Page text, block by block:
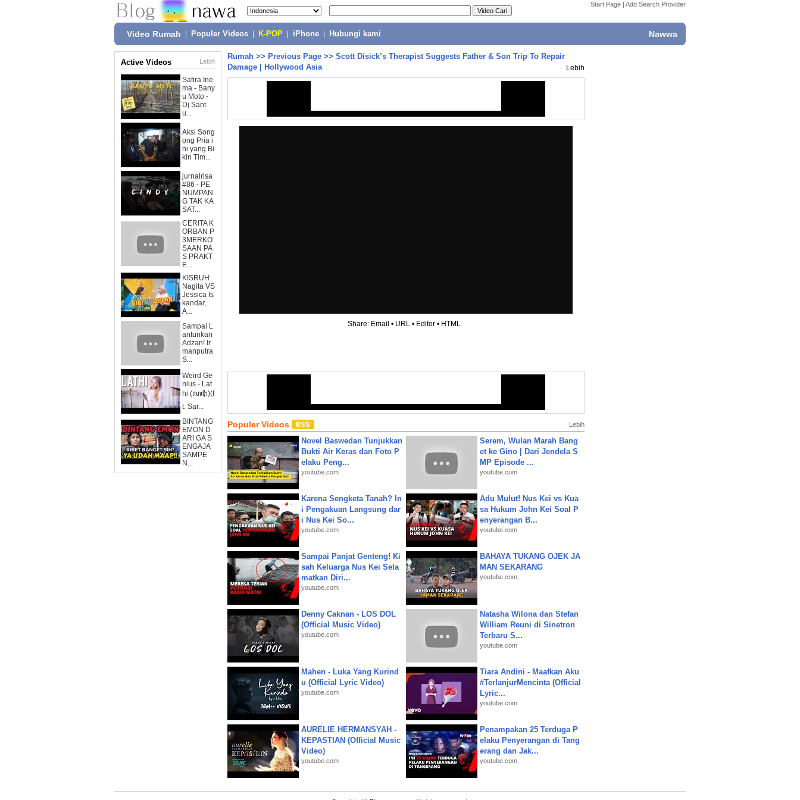
Start Page | Add Search Provider
Video Rumah Populer Videos K-POP iPhone Hubungi kami Nawwa
Active Videos Lebih
Safira Ine
ma - Bany
u Moto -
Dj Sant
u...
Aksi Song
ong Pria i
ni yang Bi
kin Tim...
jurnalrisa
#86 - PE
NUMPAN
G TAK KA
SAT...
CERITA K
ORBAN P
3MERKO
SAAN PA
S PRAKT
E...
KISRUH
Nagita VS
Jessica Is
kandar,
A...
Sampai L
antunkan
Adzan! Ir
manputra
S...
Weird Ge
nius - Lat
hi (ꦭꦛꦶ)(f
t. Sar...
BINTANG
EMON D
ARI GA S
ENGAJA
SAMPE
N...
Rumah >> Previous Page >> Scott Disick’s Therapist Suggests Father & Son Trip To Repair
Damage | Hollywood Asia
Lebih
Share: Email • URL • Editor • HTML
Populer Videos Lebih
Novel Baswedan Tunjukkan
Bukti Air Keras dan Foto P
elaku Peng...
youtube.com
Serem, Wulan Marah Bang
et ke Gino | Dari Jendela S
MP Episode ...
youtube.com
Karena Sengketa Tanah? In
i Pengakuan Langsung dar
i Nus Kei So...
youtube.com
Adu Mulut! Nus Kei vs Kua
sa Hukum John Kei Soal P
enyerangan B...
youtube.com
Sampai Panjat Genteng! Ki
sah Keluarga Nus Kei Sela
matkan Diri...
youtube.com
BAHAYA TUKANG OJEK JA
MAN SEKARANG
youtube.com
Denny Caknan - LOS DOL
(Official Music Video)
youtube.com
Natasha Wilona dan Stefan
William Reuni di Sinetron
Terbaru S...
youtube.com
Mahen - Luka Yang Kurind
u (Official Lyric Video)
youtube.com
Tiara Andini - Maafkan Aku
#TerlanjurMencinta (Official
Lyric...
youtube.com
AURELIE HERMANSYAH -
KEPASTIAN (Official Music
Video)
youtube.com
Penampakan 25 Terduga P
elaku Penyerangan di Tang
erang dan Jak...
youtube.com